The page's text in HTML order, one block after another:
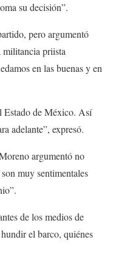
su decisión”.
pero argumentó
militancia priista
en las buenas y en
Estado de México. Así
adelante”, expresó.
argumentó no
muy sentimentales
de los medios de
el barco, quiénes